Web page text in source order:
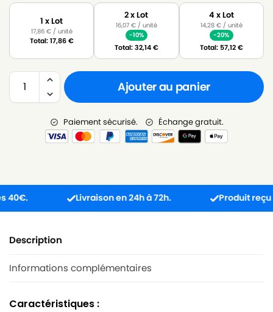
1 x Lot
17,86 €/ unité
Total:17,86€
2 x Lot
16,07 €/ unité
-10%
Total:32,14€
4 x Lot
14,28 €/ unité
-20%
Total: 57,12€
Ajouter au panier
Paiement sécurisé. Échange gratuit.
Livraison en 24h à 72h. Produit reçu
Description
Informations complémentaires
Caractéristiques :